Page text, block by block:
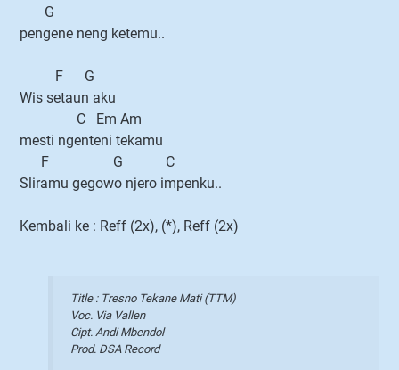
G
pengene neng ketemu..
F G
Wis setaun aku
C Em Am
mesti ngenteni tekamu
F G C
Sliramu gegowo njero impenku..
Kembali ke : Reff (2x), (*), Reff (2x)
Title : Tresno Tekane Mati (TTM)
Voc. Via Vallen
Cipt. Andi Mbendol
Prod. DSA Record